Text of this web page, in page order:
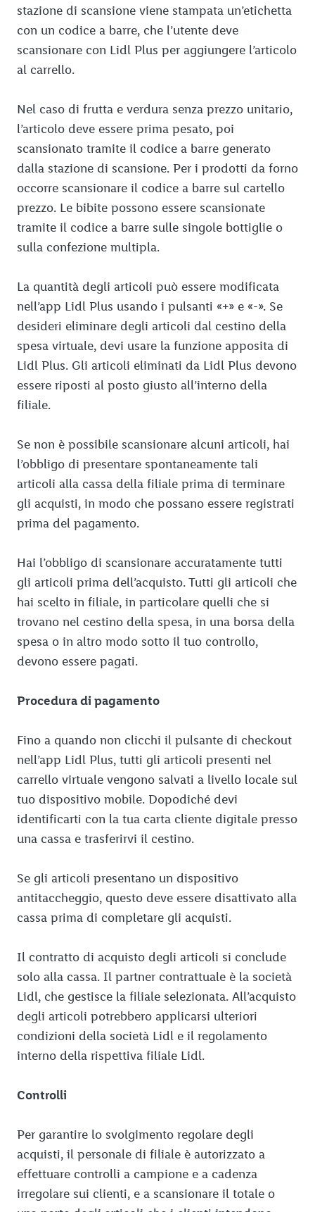
stazione di scansione viene stampata un’etichetta
con un codice a barre, che l’utente deve
scansionare con Lidl Plus per aggiungere l’articolo
al carrello.
Nel caso di frutta e verdura senza prezzo unitario,
l’articolo deve essere prima pesato, poi
scansionato tramite il codice a barre generato
dalla stazione di scansione. Per i prodotti da forno
occorre scansionare il codice a barre sul cartello
prezzo. Le bibite possono essere scansionate
tramite il codice a barre sulle singole bottiglie o
sulla confezione multipla.
La quantità degli articoli può essere modificata
nell’app Lidl Plus usando i pulsanti «+» e «-». Se
desideri eliminare degli articoli dal cestino della
spesa virtuale, devi usare la funzione apposita di
Lidl Plus. Gli articoli eliminati da Lidl Plus devono
essere riposti al posto giusto all’interno della
filiale.
Se non è possibile scansionare alcuni articoli, hai
l’obbligo di presentare spontaneamente tali
articoli alla cassa della filiale prima di terminare
gli acquisti, in modo che possano essere registrati
prima del pagamento.
Hai l’obbligo di scansionare accuratamente tutti
gli articoli prima dell’acquisto. Tutti gli articoli che
hai scelto in filiale, in particolare quelli che si
trovano nel cestino della spesa, in una borsa della
spesa o in altro modo sotto il tuo controllo,
devono essere pagati.
Procedura di pagamento
Fino a quando non clicchi il pulsante di checkout
nell’app Lidl Plus, tutti gli articoli presenti nel
carrello virtuale vengono salvati a livello locale sul
tuo dispositivo mobile. Dopodiché devi
identificarti con la tua carta cliente digitale presso
una cassa e trasferirvi il cestino.
Se gli articoli presentano un dispositivo
antitaccheggio, questo deve essere disattivato alla
cassa prima di completare gli acquisti.
Il contratto di acquisto degli articoli si conclude
solo alla cassa. Il partner contrattuale è la società
Lidl, che gestisce la filiale selezionata. All’acquisto
degli articoli potrebbero applicarsi ulteriori
condizioni della società Lidl e il regolamento
interno della rispettiva filiale Lidl.
Controlli
Per garantire lo svolgimento regolare degli
acquisti, il personale di filiale è autorizzato a
effettuare controlli a campione e a cadenza
irregolare sui clienti, e a scansionare il totale o